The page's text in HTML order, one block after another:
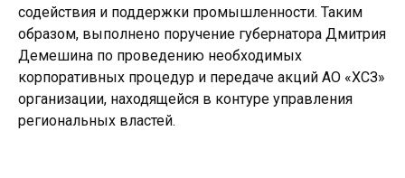
содействия и поддержки промышленности. Таким
образом, выполнено поручение губернатора Дмитрия
Демешина по проведению необходимых
корпоративных процедур и передаче акций АО «ХСЗ»
организации, находящейся в контуре управления
региональных властей.